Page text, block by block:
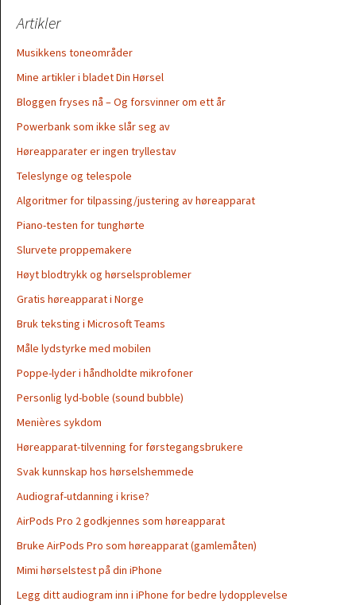
Artikler
Musikkens toneområder
Mine artikler i bladet Din Hørsel
Bloggen fryses nå – Og forsvinner om ett år
Powerbank som ikke slår seg av
Høreapparater er ingen tryllestav
Teleslynge og telespole
Algoritmer for tilpassing/justering av høreapparat
Piano-testen for tunghørte
Slurvete proppemakere
Høyt blodtrykk og hørselsproblemer
Gratis høreapparat i Norge
Bruk teksting i Microsoft Teams
Måle lydstyrke med mobilen
Poppe-lyder i håndholdte mikrofoner
Personlig lyd-boble (sound bubble)
Menières sykdom
Høreapparat-tilvenning for førstegangsbrukere
Svak kunnskap hos hørselshemmede
Audiograf-utdanning i krise?
AirPods Pro 2 godkjennes som høreapparat
Bruke AirPods Pro som høreapparat (gamlemåten)
Mimi hørselstest på din iPhone
Legg ditt audiogram inn i iPhone for bedre lydopplevelse